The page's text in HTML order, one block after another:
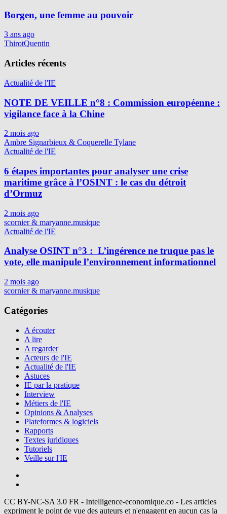
Borgen, une femme au pouvoir
3 ans ago
ThirotQuentin
Articles récents
Actualité de l'IE
NOTE DE VEILLE n°8 : Commission européenne :
vigilance face à la Chine
2 mois ago
Ambre Signarbieux & Coquerelle Tylane
Actualité de l'IE
6 étapes importantes pour analyser une crise
maritime grâce à l’OSINT : le cas du détroit
d’Ormuz
2 mois ago
scornier & maryanne.musique
Actualité de l'IE
Analyse OSINT n°3 : L’ingérence ne truque pas le
vote, elle manipule l’environnement informationnel
2 mois ago
scornier & maryanne.musique
Catégories
A écouter
A lire
A regarder
Acteurs de l'IE
Actualité de l'IE
Astuces
IE par la pratique
Interview
Métiers de l'IE
Opinions & Analyses
Plateformes & logiciels
Rapports
Textes juridiques
Tutoriels
Veille sur l'IE
CC BY-NC-SA 3.0 FR - Intelligence-economique.co - Les articles
expriment le point de vue des auteurs et n'engagent en aucun cas la